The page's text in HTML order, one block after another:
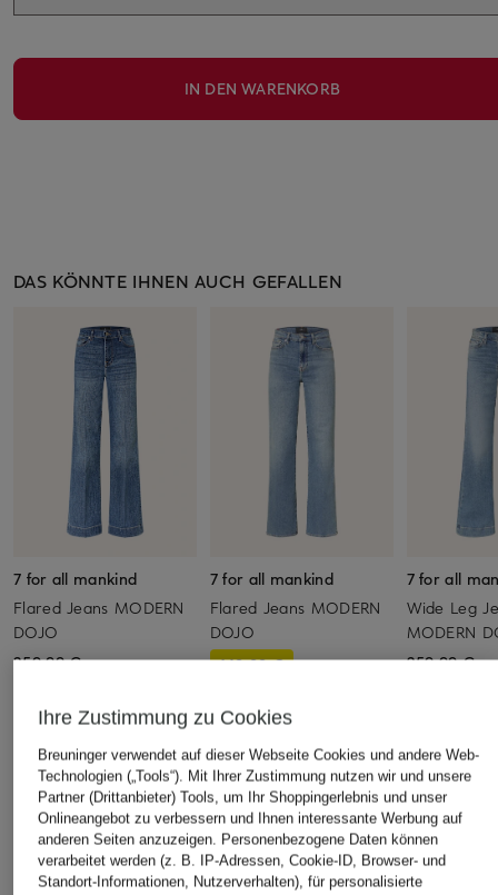
IN DEN WARENKORB
DAS KÖNNTE IHNEN AUCH GEFALLEN
7 for all mankind
Flared Jeans MODERN
DOJO
259,99 €
7 for all mankind
Flared Jeans MODERN
DOJO
149,99 €
Ursprünglich:
7 for all
Wide Leg
MODERN
259,99 €
ÄHNLICHE ARTIKEL ENTDECKEN
Ihre Zustimmung zu Cookies
Breuninger verwendet auf dieser Webseite Cookies und andere Web-
Technologien („Tools“). Mit Ihrer Zustimmung nutzen wir und unsere
Partner (Drittanbieter) Tools, um Ihr Shoppingerlebnis und unser
Onlineangebot zu verbessern und Ihnen interessante Werbung auf
anderen Seiten anzuzeigen. Personenbezogene Daten können
verarbeitet werden (z. B. IP-Adressen, Cookie-ID, Browser- und
Standort-Informationen, Nutzerverhalten), für personalisierte